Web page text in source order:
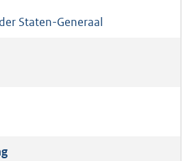
Staten-Generaal